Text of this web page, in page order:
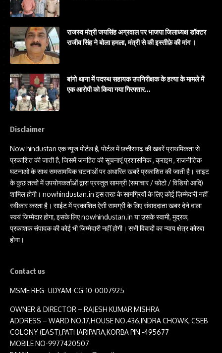
राजस्व मंत्री जयसिंह अग्रवाल पर भाजपा जिलाध्यक्ष डॉक्टर
राजीव सिंह ने बोला हमला, मंत्री से की इस्तीफ़े की मांग ।
बांगो थाना में पदस्थ सहायक उपनिरीक्षक के हत्या के मामले में
एक आरोपी को किया गया गिरफ्तार…
Disclaimer
Now hindustan एक न्यूज पोर्टल है, पोर्टल में छत्तीसगढ़ की खबरें प्राथमिकता से
प्रकाशित की जाती है, जिसमें जनहित की सूचनाएं,प्रशासनिक , क्राइम , राजनीतिक
घटनाओ के साथ समसामयिक घटनाओं पर अधारित खबरें प्रकाशित की जाती है। साइट
के कुछ तत्वों में उपयोगकर्ताओं द्वारा प्रस्तुत सामग्री (समाचार / फोटो / विडियो आदि)
शामिल होगी। nowhindustan.in इस तरह के सामग्रियों के लिए कोई ज़िम्मेदारी नहीं
स्वीकार करता है। साईट में प्रकाशित ऐसी सामग्री के लिए संवाददाता खबर देने वाला
स्वयं जिम्मेदार होगा, इसके लिए nowhindustan.in या उसके स्वामी, मुद्रक,
प्रकाशक संपादक की कोई भी जिम्मेदारी नहीं होगी। सभी विवादों का न्याय क्षेत्र कोरबा
होगा।
Contact us
MSME REG- UDYAM-CG-10-0007925
OWNER & DIRECTOR – RAJESH KUMAR MISHRA
ADDRESS – WARD NO.17,HOUSE NO.436,INDRA CHOWK, CSEB
COLONY (EAST),PATHARIPARA,KORBA PIN -495677
MOBILE NO-9977420507